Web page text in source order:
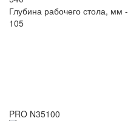
Глубина рабочего стола, мм -
105
PRO N35100